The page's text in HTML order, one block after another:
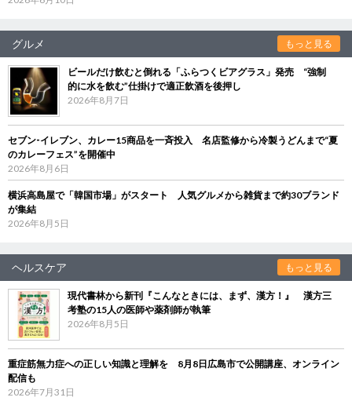
グルメ もっと見る
ビールだけ飲むと倒れる「ふらつくビアグラス」発売 “強制
的に水を飲む”仕掛けで適正飲酒を後押し
2026年8月7日
セブン‐イレブン、カレー15商品を一斉投入 名店監修から冷製うどんまで“夏
のカレーフェス”を開催中
2026年8月6日
横浜高島屋で「韓国市場」がスタート 人気グルメから雑貨まで約30ブランド
が集結
2026年8月5日
ヘルスケア もっと見る
現代書林から新刊『こんなときには、まず、漢方！』 漢方三
考塾の15人の医師や薬剤師が執筆
2026年8月5日
重症筋無力症への正しい知識と理解を 8月8日広島市で公開講座、オンライン
配信も
2026年7月31日